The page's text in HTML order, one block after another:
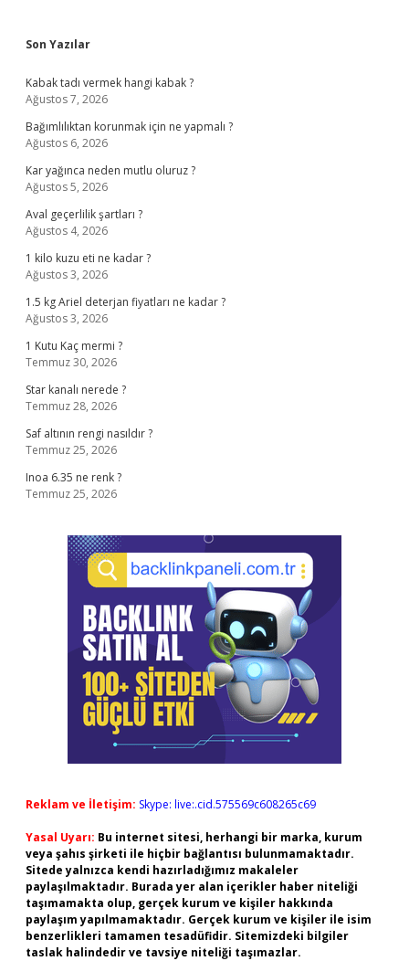
Sidebar
Son Yazılar
Kabak tadı vermek hangi kabak ?
Ağustos 7, 2026
Bağımlılıktan korunmak için ne yapmalı ?
Ağustos 6, 2026
Kar yağınca neden mutlu oluruz ?
Ağustos 5, 2026
Aval geçerlilik şartları ?
Ağustos 4, 2026
1 kilo kuzu eti ne kadar ?
Ağustos 3, 2026
1.5 kg Ariel deterjan fiyatları ne kadar ?
Ağustos 3, 2026
1 Kutu Kaç mermi ?
Temmuz 30, 2026
Star kanalı nerede ?
Temmuz 28, 2026
Saf altının rengi nasıldır ?
Temmuz 25, 2026
Inoa 6.35 ne renk ?
Temmuz 25, 2026
Reklam ve İletişim: Skype: live:.cid.575569c608265c69
Yasal Uyarı: Bu internet sitesi, herhangi bir marka, kurum
veya şahıs şirketi ile hiçbir bağlantısı bulunmamaktadır.
Sitede yalnızca kendi hazırladığımız makaleler
paylaşılmaktadır. Burada yer alan içerikler haber niteliği
taşımamakta olup, gerçek kurum ve kişiler hakkında
paylaşım yapılmamaktadır. Gerçek kurum ve kişiler ile isim
benzerlikleri tamamen tesadüfidir. Sitemizdeki bilgiler
taslak halindedir ve tavsiye niteliği taşımazlar.